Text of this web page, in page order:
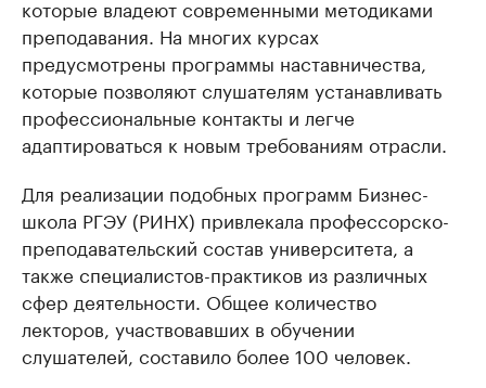
которые владеют современными методиками
преподавания. На многих курсах
предусмотрены программы наставничества,
которые позволяют слушателям устанавливать
профессиональные контакты и легче
адаптироваться к новым требованиям отрасли.
Для реализации подобных программ Бизнес-
школа РГЭУ (РИНХ) привлекала профессорско-
преподавательский состав университета, а
также специалистов-практиков из различных
сфер деятельности. Общее количество
лекторов, участвовавших в обучении
слушателей, составило более 100 человек.